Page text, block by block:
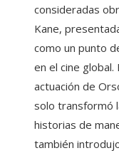
consideradas
Kane,
como un punto
en el cine global.
actuación de
solo transformó
historias de
también